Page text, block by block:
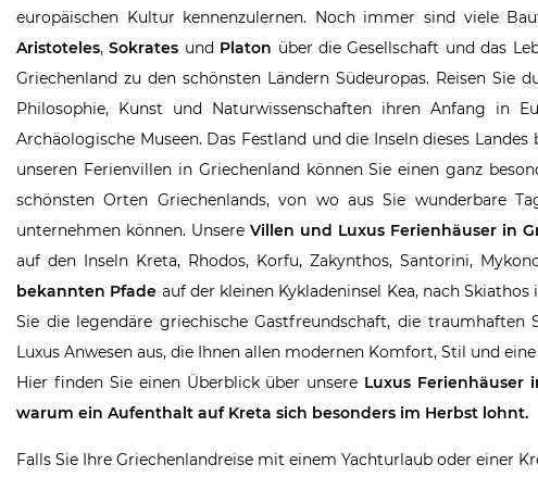
europäischen Kultur kennenzulernen. Noch immer sind viele
Aristoteles,Sokrates und Platon über die Gesellschaft und das
Griechenland zu den schönsten Ländern Südeuropas. Reisen
Philosophie, Kunst und Naturwissenschaften ihren Anfang in
Archäologische Museen. Das Festland und die Inseln dieses
unseren Ferienvillen in Griechenland können Sie einen ganz
schönsten Orten Griechenlands, von wo aus Sie wunderbare
unternehmen können. UnsereVillen und Luxus Ferienhäuser in
auf den Inseln Kreta, Rhodos, Korfu, Zakynthos, Santorini,
bekannten Pfade auf der kleinen Kykladeninsel Kea, nach
Sie die legendäre griechische Gastfreundschaft, die
Luxus Anwesen aus, die Ihnen allen modernen Komfort, Stil und
Hier finden Sie einen Überblick über unsere Luxus Ferienhäuser
warum ein Aufenthalt auf Kreta sich besonders im Herbst lohnt.
Falls Sie Ihre Griechenlandreise mit einem Yachturlaub oder einer